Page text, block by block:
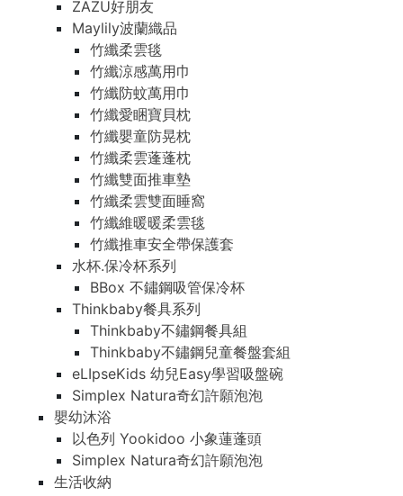
ZAZU好朋友
Maylily波蘭織品
竹纖柔雲毯
竹纖涼感萬用巾
竹纖防蚊萬用巾
竹纖愛睏寶貝枕
竹纖嬰童防晃枕
竹纖柔雲蓬蓬枕
竹纖雙面推車墊
竹纖柔雲雙面睡窩
竹纖維暖暖柔雲毯
竹纖推車安全帶保護套
水杯.保冷杯系列
BBox 不鏽鋼吸管保冷杯
Thinkbaby餐具系列
Thinkbaby不鏽鋼餐具組
Thinkbaby不鏽鋼兒童餐盤套組
eLIpseKids 幼兒Easy學習吸盤碗
Simplex Natura奇幻許願泡泡
嬰幼沐浴
以色列 Yookidoo 小象蓮蓬頭
Simplex Natura奇幻許願泡泡
生活收納